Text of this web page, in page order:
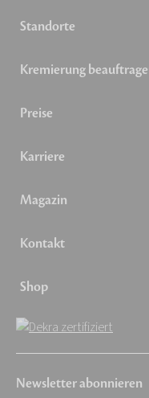
Standorte
Kremierung
Preise
Karriere
Magazin
Kontakt
Shop
Newsletter abonnieren